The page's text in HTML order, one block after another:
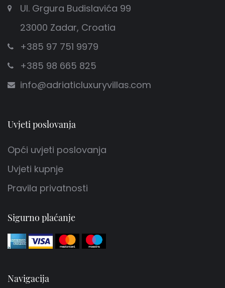
Ul. Grgura Budislavića 99
23000 Zadar, Croatia
+385 97 751 9979
+385 98 665 825
info@adriaticluxuryvillas.com
Uvjeti poslovanja
Opći uvjeti poslovanja
Uvjeti kupnje
Pravila privatnosti
Sigurno plaćanje
Navigacija